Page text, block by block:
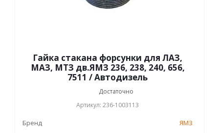
Гайка стакана форсунки для ЛАЗ,
МАЗ, МТЗ дв.ЯМЗ 236, 238, 240, 656,
7511 / Автодизель
Достаточно
Артикул: 236-1003113
Бренд
ЯМЗ